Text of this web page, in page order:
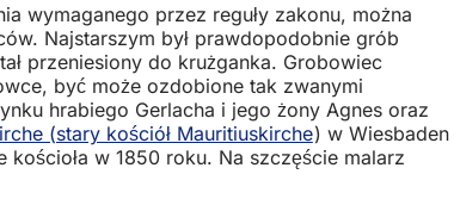
wymaganego przez reguły zakonu, można
Najstarszym był prawdopodobnie grób
przeniesiony do krużganka. Grobowiec
być może ozdobione tak zwanymi
hrabiego Gerlacha i jego żony Agnes oraz
(stary kościół Mauritiuskirche) w Wiesbaden
w 1850 roku. Na szczęście malarz